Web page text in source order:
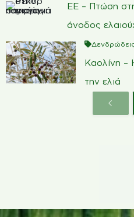
ΕΕ – Πτώση
άνοδος
Καολίνη –
την ελιά